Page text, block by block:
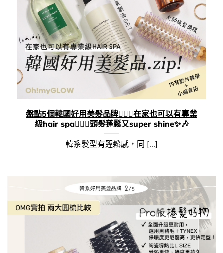
盤點5個韓國好用美髮品牌💁🏻‍♀️在家也可以有專業
級hair spa🧖🏻‍♀️頭髮蓬鬆又super shine✨🎶
韓系髮型有蓬鬆感，同 [...]